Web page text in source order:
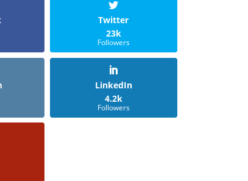
Twitter
23k
Followers
LinkedIn
4.2k
Followers